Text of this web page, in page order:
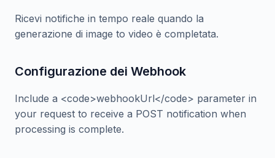
Ricevi notifiche in tempo reale quando la
generazione di image to video è completata.
Configurazione dei Webhook
Include a <code>webhookUrl</code> parameter in
your request to receive a POST notification when
processing is complete.